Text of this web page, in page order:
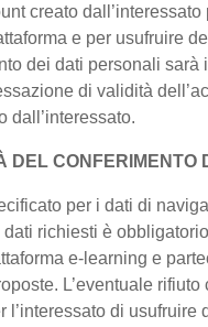
creato dall’interessato
e per usufruire
dei dati personali sarà
di validità
dall’interessato.
DEL CONFERIMENTO
per i dati di
richiesti è
e-learning e
L’eventuale rifiuto
l’interessato di usufruire